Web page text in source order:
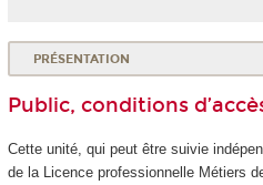
PRÉSENTATION
Public, conditions
Cette unité, qui peut être suivie
de la Licence professionnelle Métiers